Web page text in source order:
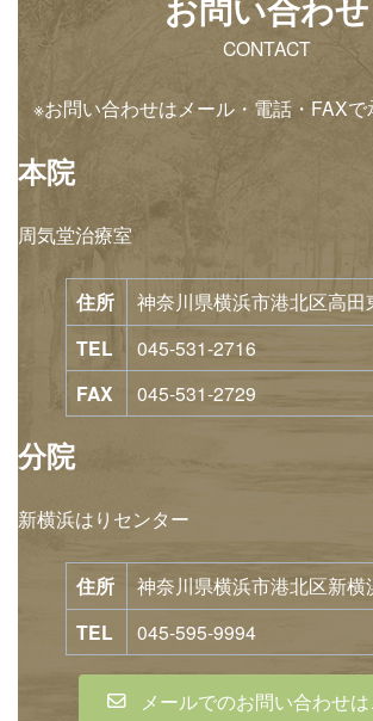
お問い合わせ
CONTACT
※お問い合わせはメール・電話・FAXで
本院
周気堂治療室
住所 神奈川県横浜市港北区高田
TEL 045-531-2716
FAX 045-531-2729
分院
新横浜はりセンター
住所 神奈川県横浜市港北区新横
TEL 045-595-9994
メールでのお問い合わせ